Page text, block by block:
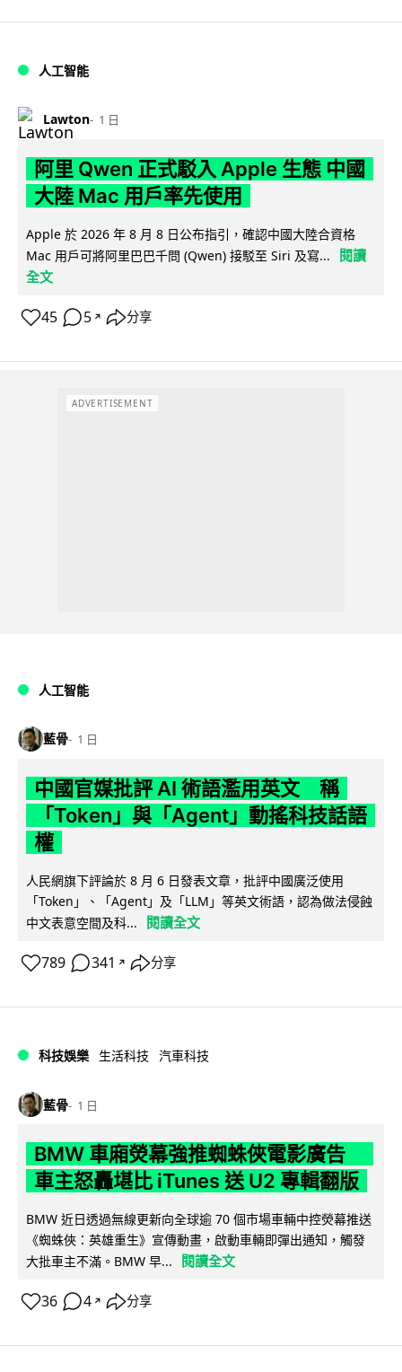
人工智能
Lawton 1 日
阿里 Qwen 正式駁入 Apple 生態 中國
大陸 Mac 用戶率先使用
Apple 於 2026 年 8 月 8 日公布指引，確認中國大陸合資格
Mac 用戶可將阿里巴巴千問 (Qwen) 接駁至 Siri 及寫...
閱讀
全文
45 5 ↗ 分享
ADVERTISEMENT
人工智能
藍骨 1 日
中國官媒批評 AI 術語濫用英文 稱
「Token」與「Agent」動搖科技話語
權
人民網旗下評論於 8 月 6 日發表文章，批評中國廣泛使用
「Token」、「Agent」及「LLM」等英文術語，認為做法侵蝕
中文表意空間及科...
閱讀全文
789 341 ↗ 分享
科技娛樂 生活科技 汽車科技
藍骨 1 日
BMW 車廂熒幕強推蜘蛛俠電影廣告
車主怒轟堪比 iTunes 送 U2 專輯翻版
BMW 近日透過無線更新向全球逾 70 個市場車輛中控熒幕推送
《蜘蛛俠：英雄重生》宣傳動畫，啟動車輛即彈出通知，觸發
大批車主不滿。BMW 早...
閱讀全文
36 4 ↗ 分享